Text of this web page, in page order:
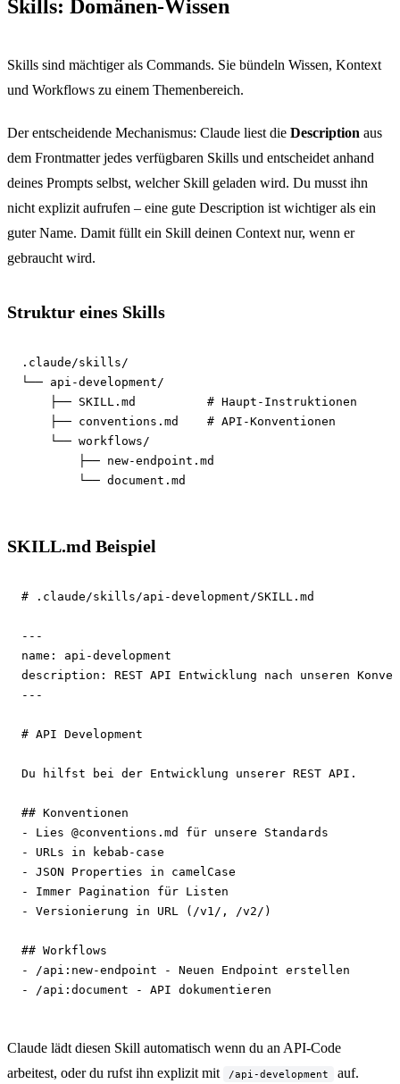
Skills: Domänen-Wissen
Skills sind mächtiger als Commands. Sie bündeln Wissen, Kontext
und Workflows zu einem Themenbereich.
Der entscheidende Mechanismus: Claude liest die Description aus
dem Frontmatter jedes verfügbaren Skills und entscheidet anhand
deines Prompts selbst, welcher Skill geladen wird. Du musst ihn
nicht explizit aufrufen – eine gute Description ist wichtiger als ein
guter Name. Damit füllt ein Skill deinen Context nur, wenn er
gebraucht wird.
Struktur eines Skills
.claude/skills/
└── api-development/
    ├── SKILL.md
# Haupt-Instruktionen
    ├── conventions.md
# API-Konventionen
    └── workflows/
        ├── new-endpoint.md
        └── document.md
SKILL.md Beispiel
# .claude/skills/api-development/SKILL.md
---
name:
description:
---
# API Development
Du hilfst bei der Entwicklung unserer REST API.
## Konventionen
- Lies @conventions.md für unsere Standards
- URLs in kebab-case
- JSON Properties in camelCase
- Immer Pagination für Listen
- Versionierung in URL (/v1/, /v2/)
## Workflows
- /api:new-endpoint - Neuen Endpoint erstellen
- /api:document - API dokumentieren
Claude lädt diesen Skill automatisch wenn du an API-Code
arbeitest, oder du rufst ihn explizit mit
/api-development auf.